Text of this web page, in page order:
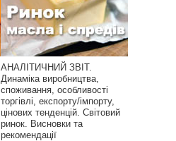
АНАЛІТИЧНИЙ ЗВІТ.
Динаміка виробництва,
споживання, особливості
торгівлі, експорту/імпорту,
цінових тенденцій. Світовий
ринок. Висновки та
рекомендації